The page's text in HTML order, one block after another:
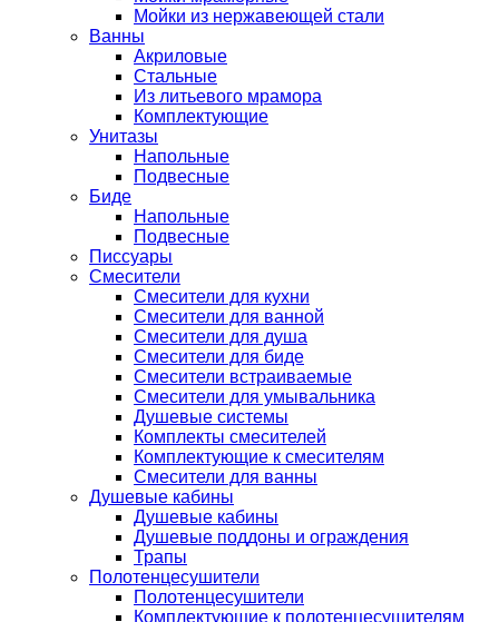
Мойки из нержавеющей стали
Ванны
Акриловые
Стальные
Из литьевого мрамора
Комплектующие
Унитазы
Напольные
Подвесные
Биде
Напольные
Подвесные
Писсуары
Смесители
Смесители для кухни
Смесители для ванной
Смесители для душа
Смесители для биде
Смесители встраиваемые
Смесители для умывальника
Душевые системы
Комплекты смесителей
Комплектующие к смесителям
Смесители для ванны
Душевые кабины
Душевые кабины
Душевые поддоны и ограждения
Трапы
Полотенцесушители
Полотенцесушители
Комплектующие к полотенцесушителям